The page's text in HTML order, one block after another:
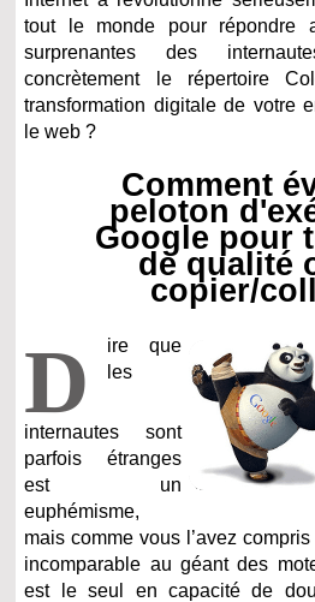
tout le monde pour répondre
surprenantes des
concrètement le répertoire
transformation digitale de votre
le web ?
Comment
peloton
Google pour
de qualité
copier/
D
ire que
les
internautes sont
parfois étranges
est un
euphémisme,
mais comme vous l’avez
incomparable au géant des
est le seul en capacité de